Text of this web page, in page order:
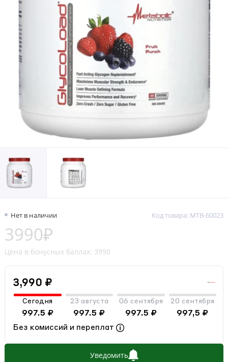
Нет в наличии Код товара: MTB-60023
3990₽
Цена в бонусных баллах: 3990
3,990 ₽
Сегодня
997.5 ₽
23 августа
997.5 ₽
06 сентября
997.5 ₽
20 сентября
997,5 ₽
Без комиссий и переплат
Уведомить